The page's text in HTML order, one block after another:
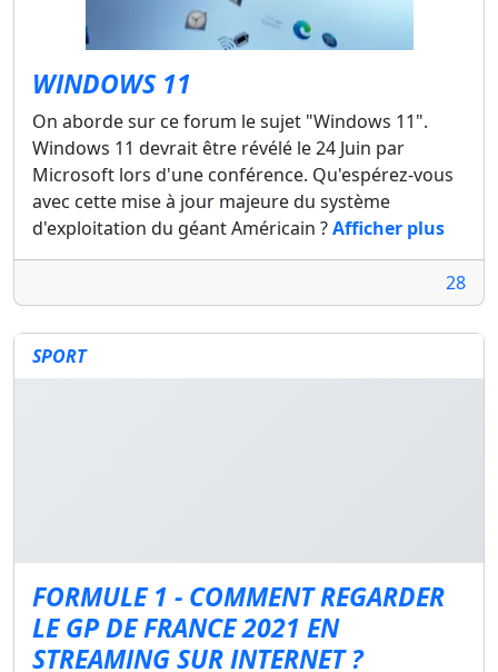
WINDOWS 11
On aborde sur ce forum le sujet "Windows 11".
Windows 11 devrait être révélé le 24 Juin par
Microsoft lors d'une conférence. Qu'espérez-vous
avec cette mise à jour majeure du système
d'exploitation du géant Américain ?Afficher plus
28
SPORT
FORMULE 1 - COMMENT REGARDER
LE GP DE FRANCE 2021 EN
STREAMING SUR INTERNET ?